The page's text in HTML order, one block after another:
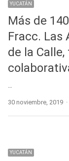
YUCATÁN
Más de
Fracc. Las
de la
…
30 noviembre, 2019
YUCATÁN